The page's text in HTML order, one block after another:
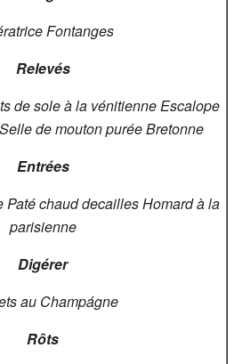
Fontanges
Relevés
de sole à la vénitienne Escalope
Selle de mouton purée Bretonne
Entrées
Paté chaud decaillesHomard à la
parisienne
Digérer
au Champágne
Rôts